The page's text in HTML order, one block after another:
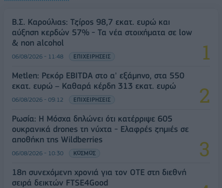
Β.Σ. Καρούλιας: Τζίρος 98,7 εκατ. ευρώ και
αύξηση κερδών 57% - Τα νέα στοιχήματα σε low
& non alcohol
06/08/2026 - 11:48 ΕΠΙΧΕΙΡΗΣΕΙΣ
Metlen: Ρεκόρ EBITDA στο α' εξάμηνο, στα 550
εκατ. ευρώ – Καθαρά κέρδη 313 εκατ. ευρώ
06/08/2026 - 09:12 ΕΠΙΧΕΙΡΗΣΕΙΣ
Ρωσία: Η Μόσχα δηλώνει ότι κατέρριψε 605
ουκρανικά drones τη νύχτα - Ελαφρές ζημιές σε
αποθήκη της Wildberries
06/08/2026 - 10:30 ΚΟΣΜΟΣ
18η συνεχόμενη χρονιά για τον ΟΤΕ στη διεθνή
σειρά δεικτών FTSE4Good